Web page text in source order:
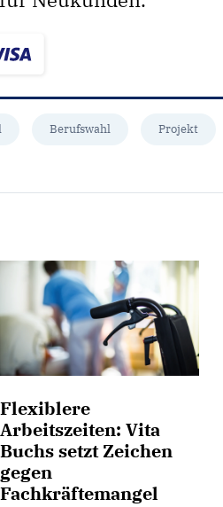
Berufswahl Projekt
Flexiblere
Arbeitszeiten: Vita
Buchs setzt Zeichen
gegen
Fachkräftemangel